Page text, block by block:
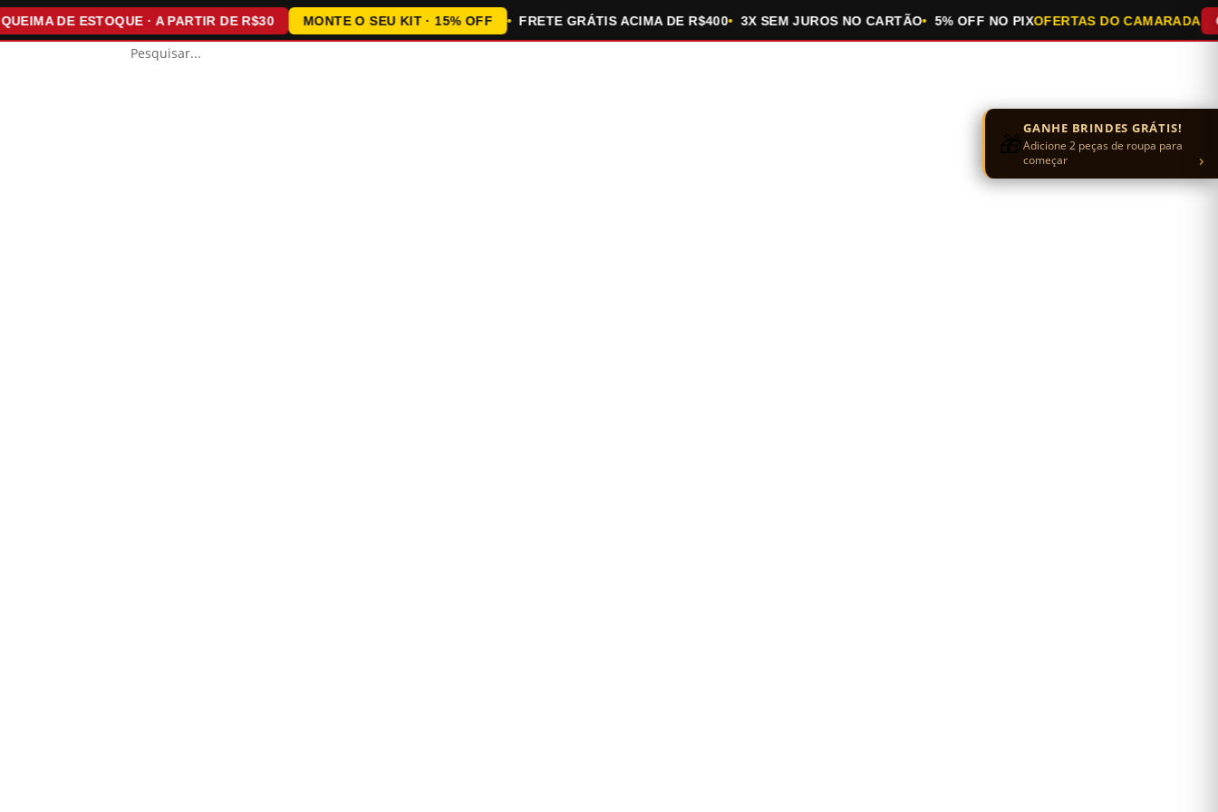
DE ESTOQUE · A PARTIR DE R$30 MONTE O SEU KIT · 15% OFF FRETE GRÁTIS ACIMA DE R$400 3X SEM JUROS NO CARTÃO 5% OFF NO PIXOFERTAS DO CAMARADA
🎁GANHE BRINDES GRÁTIS!
Adicione 2 peças de roupa para
começar
›